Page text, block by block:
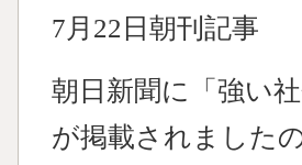
7月22日朝刊記事
朝日新聞に「強い
が掲載されました